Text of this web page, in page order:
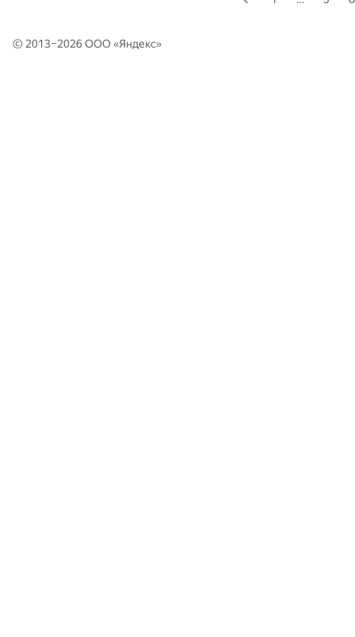
© 2013–2026 ООО «Яндекс»